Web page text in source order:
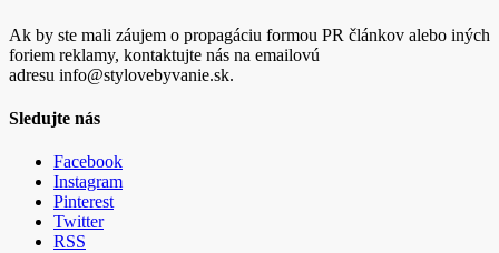
Ak by ste mali záujem o propagáciu formou PR článkov alebo iných
foriem reklamy, kontaktujte nás na emailovú
adresu info@stylovebyvanie.sk.
Sledujte nás
Facebook
Instagram
Pinterest
Twitter
RSS